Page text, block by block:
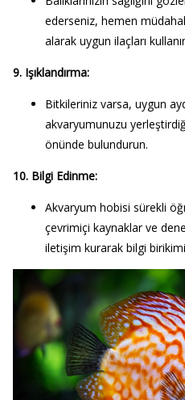
ederseniz, hemen
alarak uygun ilaçları
9. Işıklandırma:
Bitkileriniz varsa, uygun
akvaryumunuzu
önünde bulundurun.
10. Bilgi Edinme:
Akvaryum hobisi sürekli
çevrimiçi kaynaklar ve
iletişim kurarak bilgi